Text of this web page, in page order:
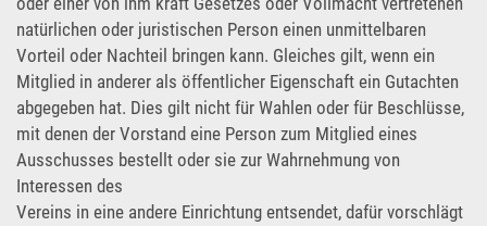
natürlichen oder juristischen Person einen unmittelbaren
Vorteil oder Nachteil bringen kann. Gleiches gilt, wenn ein
Mitglied in anderer als öffentlicher Eigenschaft ein Gutachten
abgegeben hat. Dies gilt nicht für Wahlen oder für Beschlüsse,
mit denen der Vorstand eine Person zum Mitglied eines
Ausschusses bestellt oder sie zur Wahrnehmung von
Interessen des
Vereins in eine andere Einrichtung entsendet, dafür vorschlägt